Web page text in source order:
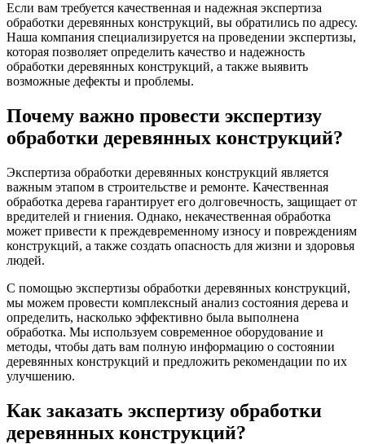
Если вам требуется качественная и надежная экспертиза
обработки деревянных конструкций, вы обратились по адресу.
Наша компания специализируется на проведении экспертизы,
которая позволяет определить качество и надежность
обработки деревянных конструкций, а также выявить
возможные дефекты и проблемы.
Почему важно провести экспертизу
обработки деревянных конструкций?
Экспертиза обработки деревянных конструкций является
важным этапом в строительстве и ремонте. Качественная
обработка дерева гарантирует его долговечность, защищает от
вредителей и гниения. Однако, некачественная обработка
может привести к преждевременному износу и повреждениям
конструкций, а также создать опасность для жизни и здоровья
людей.
С помощью экспертизы обработки деревянных конструкций,
мы можем провести комплексный анализ состояния дерева и
определить, насколько эффективно была выполнена
обработка. Мы используем современное оборудование и
методы, чтобы дать вам полную информацию о состоянии
деревянных конструкций и предложить рекомендации по их
улучшению.
Как заказать экспертизу обработки
деревянных конструкций?